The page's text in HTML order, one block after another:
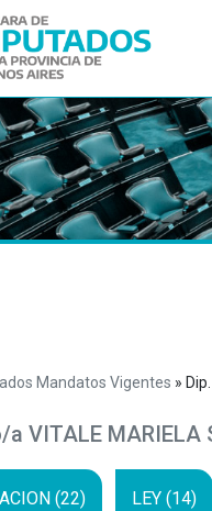
Mandatos Vigentes »
a VITALE MARIELA
(22) LEY (14)